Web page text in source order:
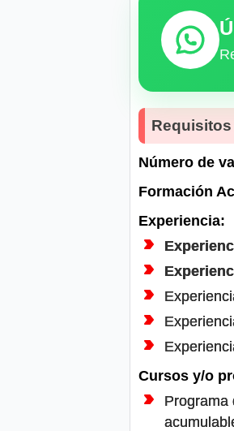
Requisitos
Número de
Formación
Experiencia:
Cursos y/o
Programa